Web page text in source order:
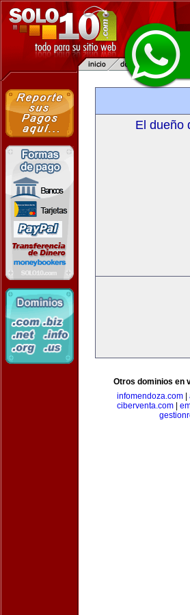
El dueño
Otros dominios en
infomendoza.com
ciberventa.com|